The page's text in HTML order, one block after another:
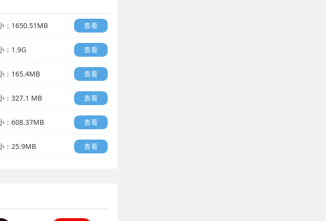
：1650.51MB 查看
：1.9G 查看
：165.4MB 查看
：327.1 MB 查看
：608.37MB 查看
：25.9MB 查看